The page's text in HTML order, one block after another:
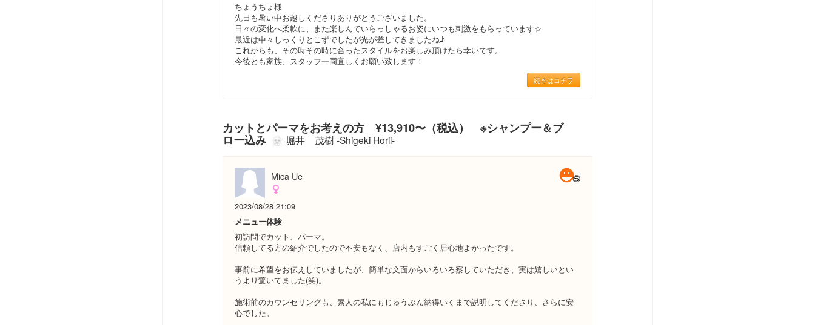
ちょうちょ様
先日も暑い中お越しくださりありがとうございました。
日々の変化へ柔軟に、また楽しんでいらっしゃるお姿にいつも刺激をもらっています☆
最近は中々しっくりとこずでしたが光が差してきましたね♪
これからも、その時その時に合ったスタイルをお楽しみ頂けたら幸いです。
今後とも家族、スタッフ一同宜しくお願い致します！
続きはコチラ
カットとパーマをお考えの方 ¥13,910〜（税込） ※シャンプー＆ブ
ロー込み 堀井 茂樹 -Shigeki Horii-
Mica Ue
2023/08/28 21:09
メニュー体験
初訪問でカット、パーマ。
信頼してる方の紹介でしたので不安もなく、店内もすごく居心地よかったです。
事前に希望をお伝えしていましたが、簡単な文面からいろいろ察していただき、実は嬉しいとい
うより驚いてました(笑)。
施術前のカウンセリングも、素人の私にもじゅうぶん納得いくまで説明してくださり、さらに安
心でした。